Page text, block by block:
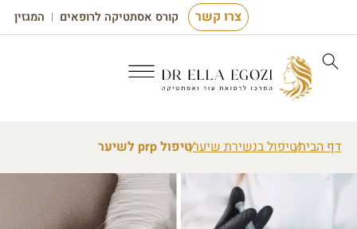
קורס אסתטיקה לרופאים המגזין צרו קשר
דף הביתטיפול בנשירת שיערטיפול prp לשיער